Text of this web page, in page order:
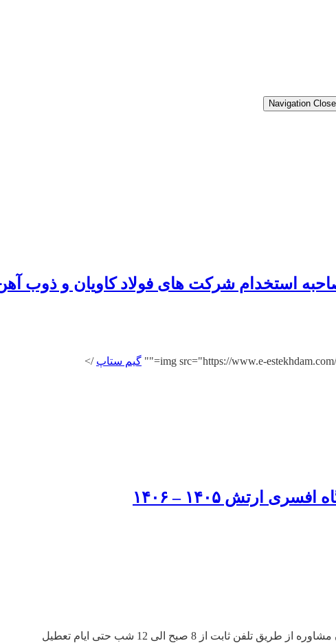
استخدام شرکت های فولاد کاویان و ذوب
گیم ستاپ />
ارتش ۱۴۰۵ – ۱۴۰۶
ثابت از 8 صبح الی 12 شب حتی ایام تعطیل